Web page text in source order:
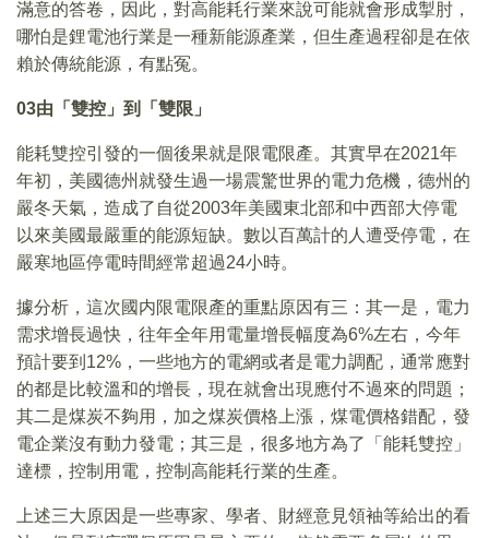
滿意的答卷，因此，對高能耗行業來說可能就會形成掣肘，
哪怕是鋰電池行業是一種新能源產業，但生產過程卻是在依
賴於傳統能源，有點冤。
03由「雙控」到「雙限」
能耗雙控引發的一個後果就是限電限產。其實早在2021年
年初，美國德州就發生過一場震驚世界的電力危機，德州的
嚴冬天氣，造成了自從2003年美國東北部和中西部大停電
以來美國最嚴重的能源短缺。數以百萬計的人遭受停電，在
嚴寒地區停電時間經常超過24小時。
據分析，這次國内限電限產的重點原因有三：其一是，電力
需求增長過快，往年全年用電量增長幅度為6%左右，今年
預計要到12%，一些地方的電網或者是電力調配，通常應對
的都是比較溫和的增長，現在就會出現應付不過來的問題；
其二是煤炭不夠用，加之煤炭價格上漲，煤電價格錯配，發
電企業沒有動力發電；其三是，很多地方為了「能耗雙控」
達標，控制用電，控制高能耗行業的生產。
上述三大原因是一些專家、學者、財經意見領袖等給出的看